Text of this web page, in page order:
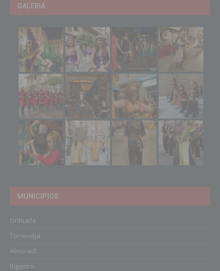
GALERIA
MUNICIPIOS
Orihuela
Torrevieja
Almoradí
Bigastro